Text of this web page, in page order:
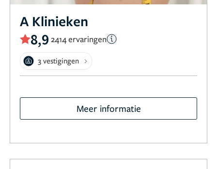
A Klinieken
8,9 2414 ervaringen
3 vestigingen
Meer informatie